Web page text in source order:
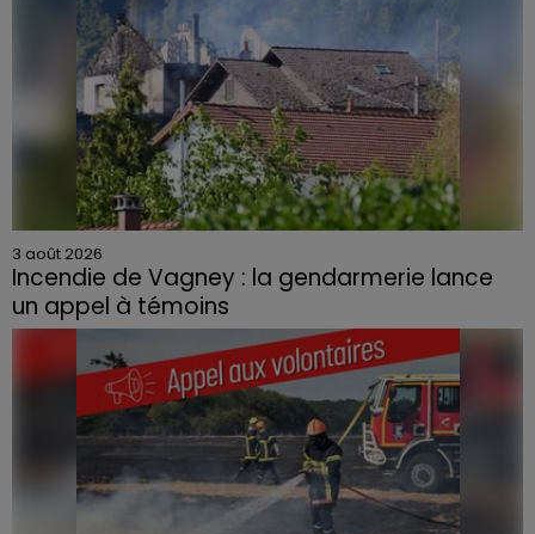
3 août 2026
Incendie de Vagney : la gendarmerie lance
un appel à témoins
Le feu, parti d'une haie avant de se propager au
quartier résidentiel, avait détruit deux habitations et
contraint à l'évacuation d'une centaine de personnes.